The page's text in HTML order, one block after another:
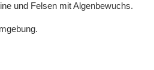
und Felsen mit Algenbewuchs.